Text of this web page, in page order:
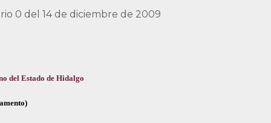
0 del 14 de diciembre de 2009
del Estado de Hidalgo